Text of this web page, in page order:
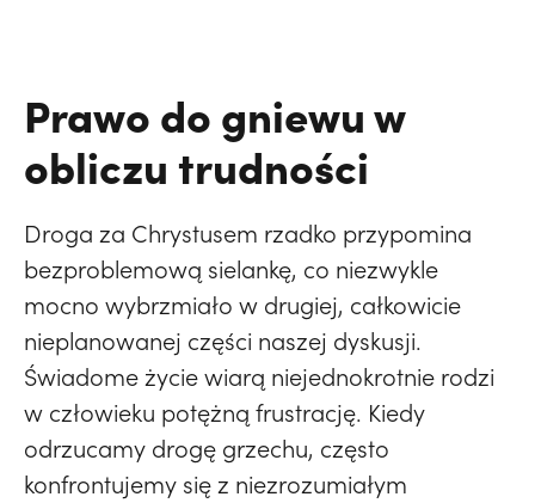
Prawo do gniewu w
obliczu trudności
Droga za Chrystusem rzadko przypomina
bezproblemową sielankę, co niezwykle
mocno wybrzmiało w drugiej, całkowicie
nieplanowanej części naszej dyskusji.
Świadome życie wiarą niejednokrotnie rodzi
w człowieku potężną frustrację. Kiedy
odrzucamy drogę grzechu, często
konfrontujemy się z niezrozumiałym